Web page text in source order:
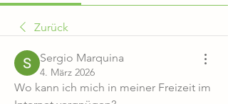
Zurück
Sergio Marquina
4. März 2026
Wo kann ich mich in meiner Freizeit im